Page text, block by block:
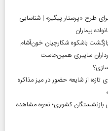
طرح «پرستار پیگیر» | شناسایی
سایبری همین‌جاست
از شایعه حضور در میز مذاکره
میلیون تومانی بازنشستگان کشوری؛ نحوه مشاهده